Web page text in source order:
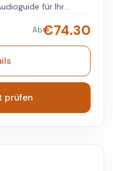
für Ihr
der Sie
Geschichte,
Ihr Audioguide Sie
die Besichtigung von
und die
Ab€74.30
prüfen